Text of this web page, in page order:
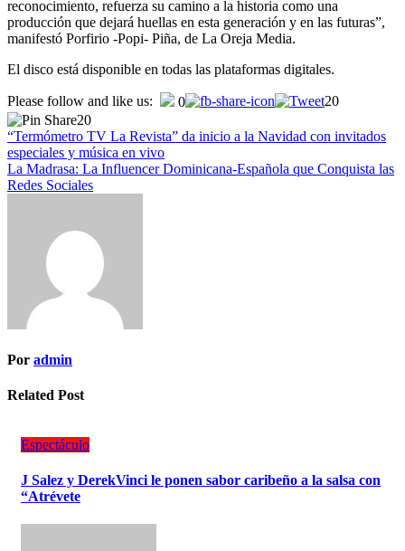
reconocimiento, refuerza su camino a la historia como una
producción que dejará huellas en esta generación y en las futuras”,
manifestó Porfirio -Popi- Piña, de La Oreja Media.
El disco está disponible en todas las plataformas digitales.
Please follow and like us: 0
20
20
“Termómetro TV La Revista” da inicio a la Navidad con invitados
especiales y música en vivo
La Madrasa: La Influencer Dominicana-Española que Conquista las
Redes Sociales
Por admin
Related Post
Espectáculo
J Salez y DerekVinci le ponen sabor caribeño a la salsa con
“Atrévete